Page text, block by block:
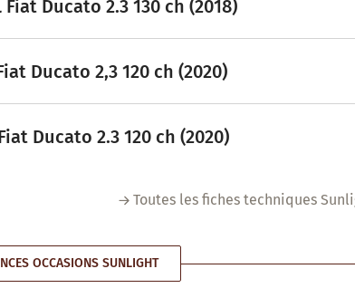
Fiat Ducato 2.3 130 ch (2018)
Ducato 2,3 120 ch (2020)
Ducato 2.3 120 ch (2020)
Toutes les fiches techniques
OCCASIONS SUNLIGHT